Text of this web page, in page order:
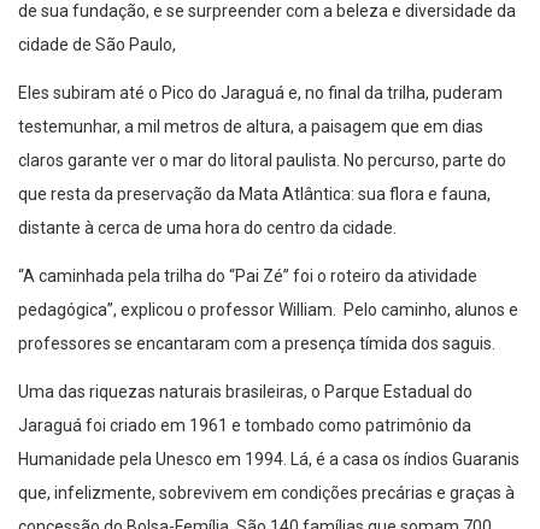
de sua fundação, e se surpreender com a beleza e diversidade da
cidade de São Paulo,
Eles subiram até o Pico do Jaraguá e, no final da trilha, puderam
testemunhar, a mil metros de altura, a paisagem que em dias
claros garante ver o mar do litoral paulista. No percurso, parte do
que resta da preservação da Mata Atlântica: sua flora e fauna,
distante à cerca de uma hora do centro da cidade.
“A caminhada pela trilha do “Pai Zé” foi o roteiro da atividade
pedagógica”, explicou o professor William. Pelo caminho, alunos e
professores se encantaram com a presença tímida dos saguis.
Uma das riquezas naturais brasileiras, o Parque Estadual do
Jaraguá foi criado em 1961 e tombado como patrimônio da
Humanidade pela Unesco em 1994. Lá, é a casa os índios Guaranis
que, infelizmente, sobrevivem em condições precárias e graças à